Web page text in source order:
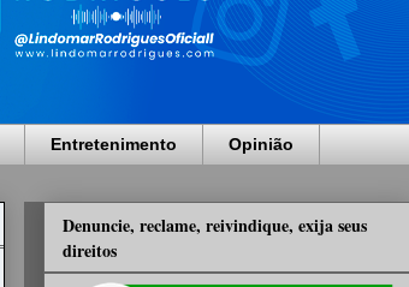
Entretenimento Opinião
Denuncie, reclame, reivindique, exija seus
direitos